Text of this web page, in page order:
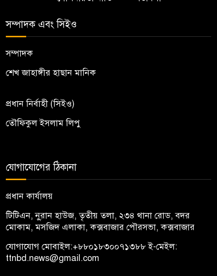
সম্পাদক এবং সিইও
সম্পাদক
শেখ জাহাঙ্গীর হাছান মানিক
প্রধান নির্বাহী (সিইও)
তৌফিকুল ইসলাম লিপু
যোগাযোগের ঠিকানা
প্রধান কার্যালয়
টিটিএন, নু্রান হাউজ, তৃতীয় তলা, ২৩৪ থানা রোড, বদর
মোকাম, মসজিদ এলাকা, কক্সবাজার পৌরসভা, কক্সবাজার
যোগাযোগ মোবাইল:+৮৮০১৮৩০০৭১৩৮৮ই-মেইল:
ttnbd.news@gmail.com